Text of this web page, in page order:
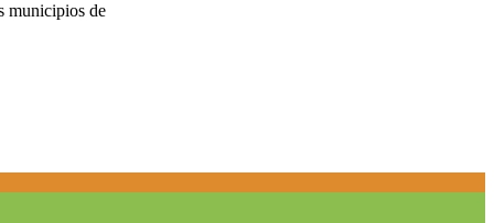
municipios de